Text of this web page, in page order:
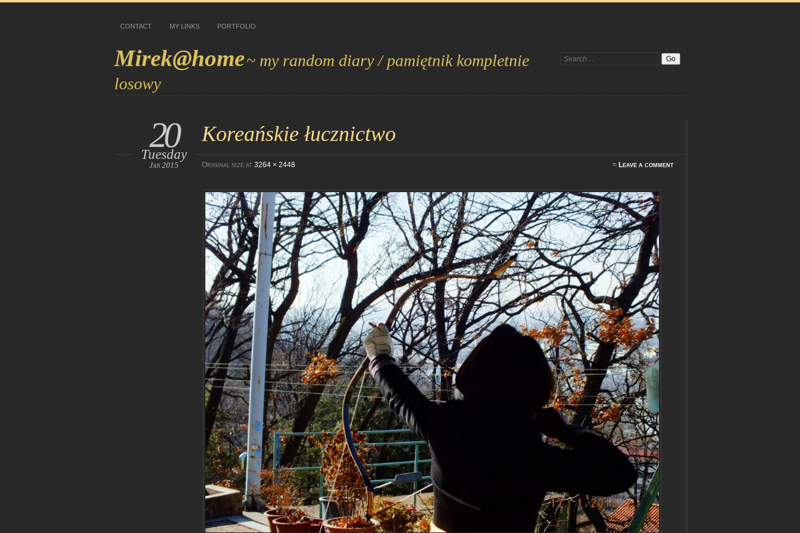
CONTACT MY LINKS PORTFOLIO
Mirek@home~ my random diary / pamiętnik kompletnie
losowy
Search:
Koreańskie łucznictwo
20
Tuesday
Jan 2015 Original size at 3264 × 2448 ≈ Leave a comment